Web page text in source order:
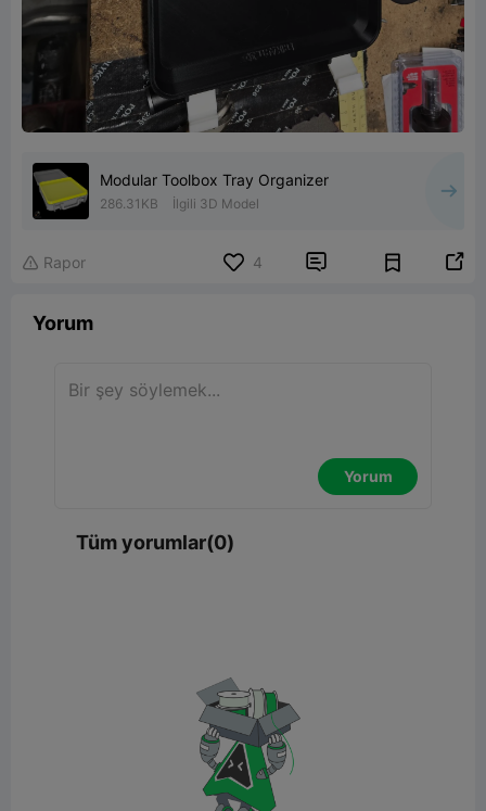
Modular Toolbox Tray Organizer
286.31KB İlgili 3D Model
 Rapor 4  
Yorum
Yorum
Tüm yorumlar(0)